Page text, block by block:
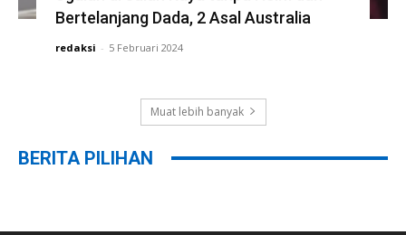
Bertelanjang Dada, 2 Asal Australia
redaksi - 5 Februari 2024
Muat lebih banyak
BERITA PILIHAN